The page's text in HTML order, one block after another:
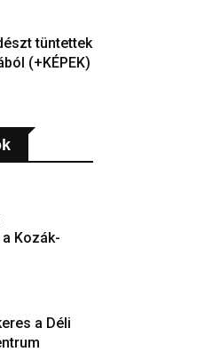
tüntettek
(+KÉPEK)
Kozák-
a Déli